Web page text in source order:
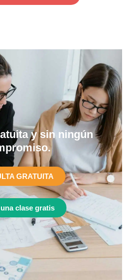
y sin ningún
GRATUITA
clase gratis